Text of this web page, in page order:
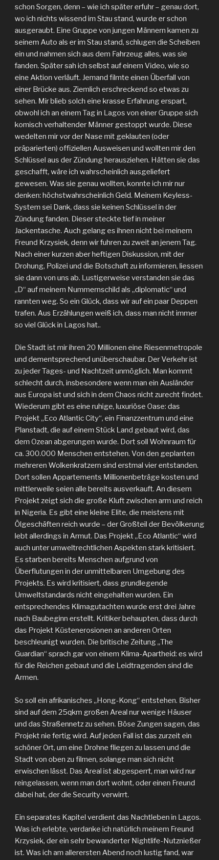
schon Sorgen, denn – wie ich später erfuhr – genau dort,
wo ich nichts wissend im Stau stand, wurde er schon
ausgeraubt. Eine Gruppe von jungen Männern kamen zu
seinem Auto als er im Stau stand, schlugen die Scheiben
ein und nahmen sich aus dem Fahrzeug alles, was sie
fanden. Später sah ich selbst auf einem Video, wie so
eine Aktion verläuft. Jemand filmte einen Überfall von
einer Brücke aus. Ziemlich erschreckend so etwas zu
sehen. Mir blieb solch eine krasse Erfahrung erspart,
obwohl ich an einem Tag in Lagos von einer Gruppe sich
komisch verhaltender Männer gestoppt wurde. Diese
wedelten mir vor der Nase mit geklauten (oder
präparierten) offiziellen Ausweisen und wollten mir den
Schlüssel aus der Zündung herausziehen. Hätten sie das
geschafft, wäre ich wahrscheinlich ausgeliefert
gewesen. Was sie genau wollten, konnte ich mir nur
denken: höchstwahrscheinlich Geld. Meinem Keyless-
System sei Dank, dass sie keinen Schlüssel in der
Zündung fanden. Dieser steckte tief in meiner
Jackentasche. Auch gelang es ihnen nicht bei meinem
Freund Krzysiek, denn wir fuhren zu zweit an jenem Tag.
Nach einer kurzen aber heftigen Diskussion, mit der
Drohung, Polizei und die Botschaft zu informieren, liessen
sie dann von uns ab. Lustigerweise verstanden sie das
„D“ auf meinem Nummernschild als „diplomatic“ und
rannten weg. So ein Glück, dass wir auf ein paar Deppen
trafen. Aus Erzählungen weiß ich, dass man nicht immer
so viel Glück in Lagos hat..
Die Stadt ist mir ihren 20 Millionen eine Riesenmetropole
und dementsprechend unüberschaubar. Der Verkehr ist
zu jeder Tages- und Nachtzeit unmöglich. Man kommt
schlecht durch, insbesondere wenn man ein Ausländer
aus Europa ist und sich in dem Chaos nicht zurecht findet.
Wiederum gibt es eine ruhige, luxuriöse Oase: das
Projekt „Eco Atlantic City“, ein Finanzzentrum und eine
Planstadt, die auf einem Stück Land gebaut wird, das
dem Ozean abgerungen wurde. Dort soll Wohnraum für
ca. 300.000 Menschen entstehen. Von den geplanten
mehreren Wolkenkratzern sind erstmal vier entstanden.
Dort sollen Appartements Millionenbeträge kosten und
mittlerweile seien alle bereits ausverkauft. An diesem
Projekt zeigt sich die große Kluft zwischen arm und reich
in Nigeria. Es gibt eine kleine Elite, die meistens mit
Ölgeschäften reich wurde – der Großteil der Bevölkerung
lebt allerdings in Armut. Das Projekt „Eco Atlantic“ wird
auch unter umweltrechtlichen Aspekten stark kritisiert.
Es starben bereits Menschen aufgrund von
Überflutungen in der unmittelbaren Umgebung des
Projekts. Es wird kritisiert, dass grundlegende
Umweltstandards nicht eingehalten wurden. Ein
entsprechendes Klimagutachten wurde erst drei Jahre
nach Baubeginn erstellt. Kritiker behaupten, dass durch
das Projekt Küstenerosionen an anderen Orten
beschleunigt wurden. Die britische Zeitung „The
Guardian“ sprach gar von einem Klima-Apartheid: es wird
für die Reichen gebaut und die Leidtragenden sind die
Armen.
So soll ein afrikanisches „Hong-Kong“ entstehen. Bisher
sind auf dem 25qkm großen Areal nur wenige Häuser
und das Straßennetz zu sehen. Böse Zungen sagen, das
Projekt nie fertig wird. Auf jeden Fall ist das zurzeit ein
schöner Ort, um eine Drohne fliegen zu lassen und die
Stadt von oben zu filmen, solange man sich nicht
erwischen lässt. Das Areal ist abgesperrt, man wird nur
reingelassen, wenn man dort wohnt, oder einen Freund
dabei hat, der die Security verwirrt.
Ein separates Kapitel verdient das Nachtleben in Lagos.
Was ich erlebte, verdanke ich natürlich meinem Freund
Krzysiek, der ein sehr bewanderter Nightlife-Nutznießer
ist. Was ich am allerersten Abend noch lustig fand, war